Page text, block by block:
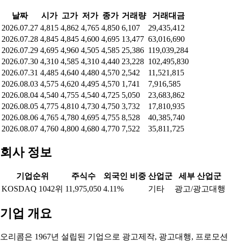
날짜 시가 고가 저가 종가 거래량
거래대금
2026.07.27 4,815 4,862 4,765 4,850 6,107
29,435,412
2026.07.28 4,845 4,845 4,600 4,695 13,477 63,016,690
2026.07.29 4,695 4,960 4,505 4,585 25,386 119,039,284
2026.07.30 4,310 4,585 4,310 4,440 23,228 102,495,830
2026.07.31 4,485 4,640 4,480 4,570 2,542
11,521,815
2026.08.03 4,575 4,620 4,495 4,570 1,741
7,916,585
2026.08.04 4,540 4,755 4,540 4,725 5,050
23,683,862
2026.08.05 4,775 4,810 4,730 4,750 3,732
17,810,935
2026.08.06 4,765 4,780 4,695 4,755 8,528
40,385,740
2026.08.07 4,760 4,800 4,680 4,770 7,522 35,811,725
회사 정보
기업순위 주식수 외국인 비중 산업군
세부 산업군
KOSDAQ 1042위 11,975,050 4.11% 기타 광고/광고대행
기업 개요
오리콤은 1967년 설립된 기업으로 광고제작, 광고대행, 프로모션